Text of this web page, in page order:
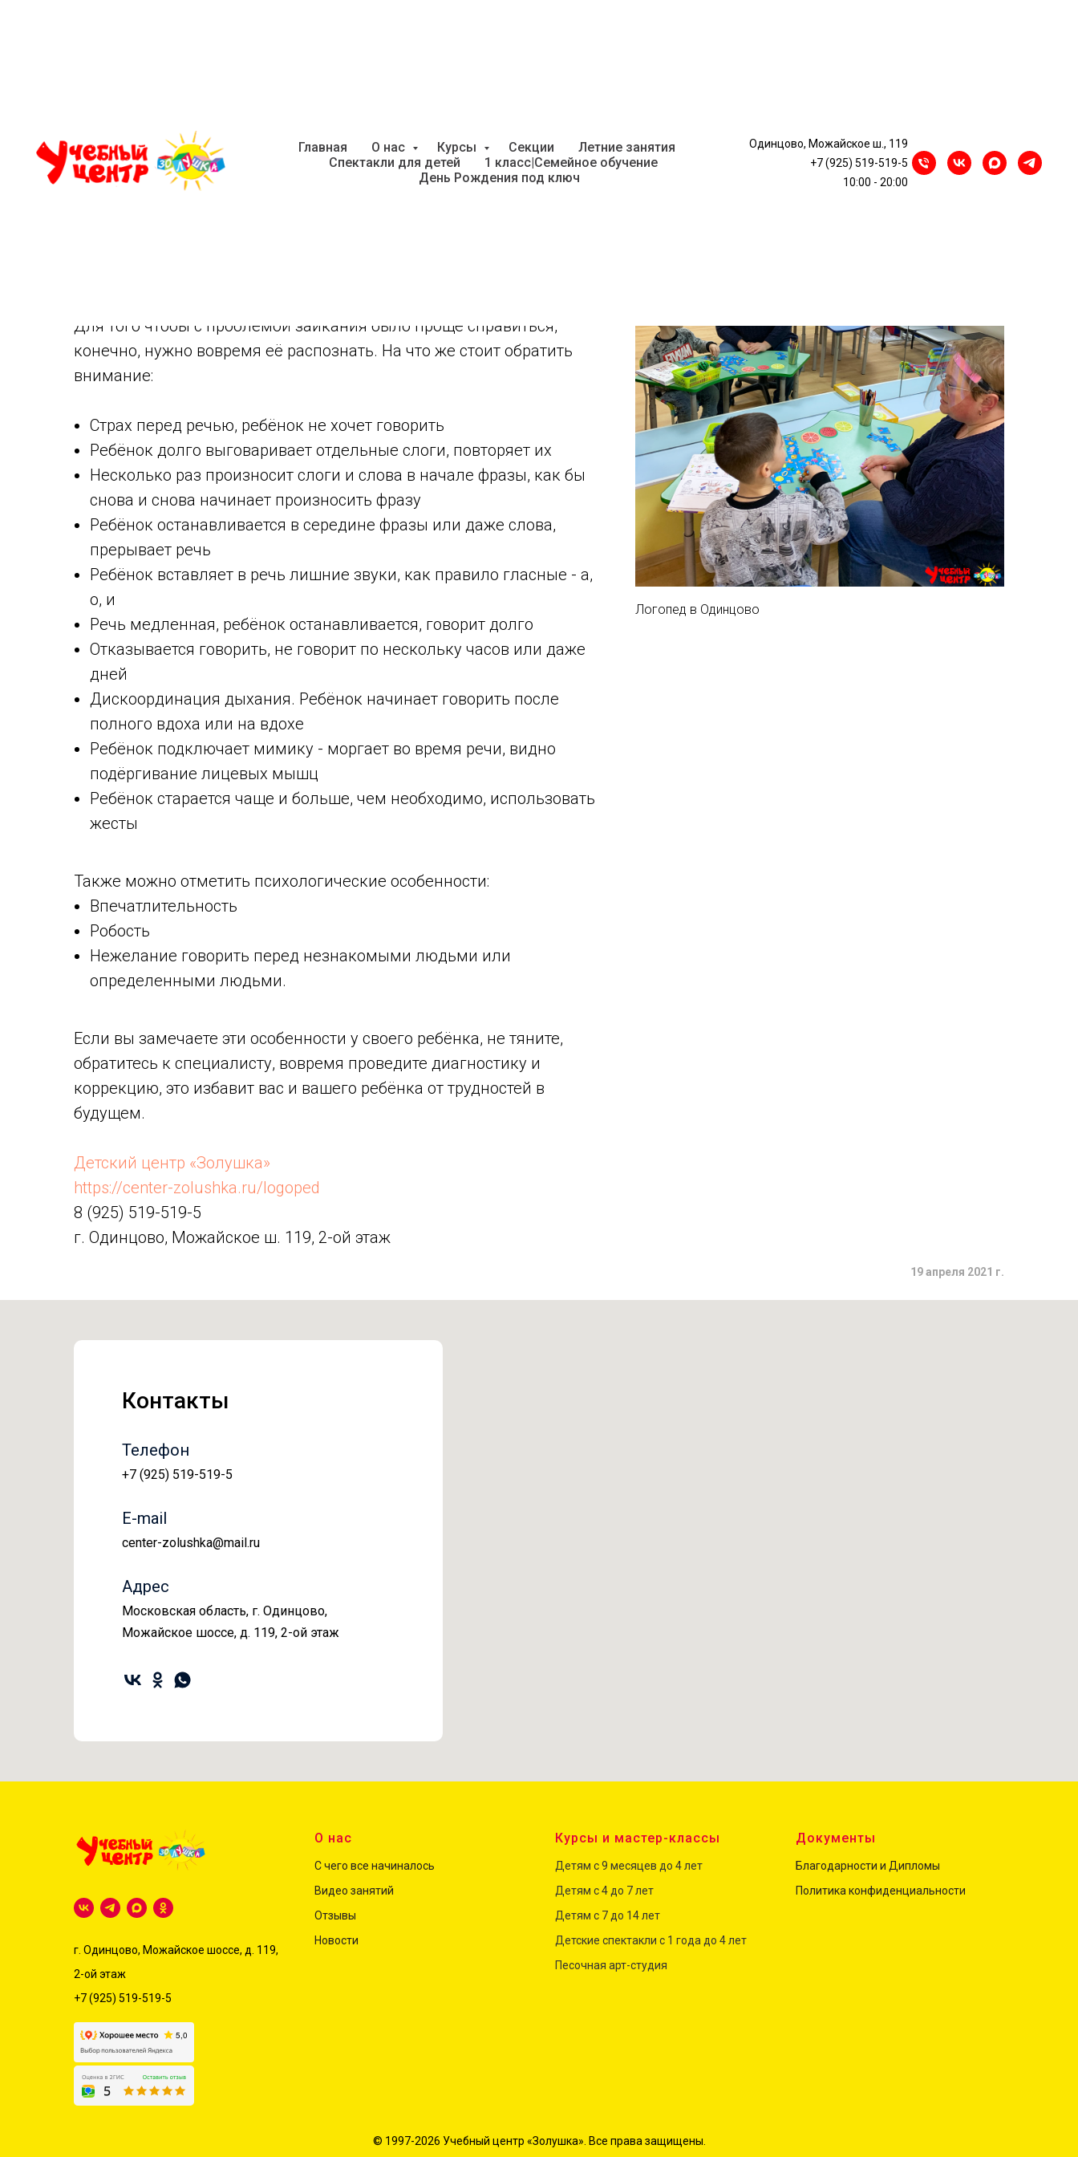
Главная О нас Курсы Секции
Летние занятия
Спектакли для детей
1 класс|Семейное обучение
День Рождения под ключ
Одинцово, Можайское ш., 119
+7 (925) 519-519-5
10:00 - 20:00
Первые признаки заикания
Для того чтобы с проблемой заикания было проще справиться,
конечно, нужно вовремя её распознать. На что же стоит обратить
внимание:
Страх перед речью, ребёнок не хочет говорить
Ребёнок долго выговаривает отдельные слоги, повторяет их
Несколько раз произносит слоги и слова в начале фразы, как бы
снова и снова начинает произносить фразу
Ребёнок останавливается в середине фразы или даже слова,
прерывает речь
Ребёнок вставляет в речь лишние звуки, как правило гласные - а,
о, и
Речь медленная, ребёнок останавливается, говорит долго
Отказывается говорить, не говорит по нескольку часов или даже
дней
Дискоординация дыхания. Ребёнок начинает говорить после
полного вдоха или на вдохе
Ребёнок подключает мимику - моргает во время речи, видно
подёргивание лицевых мышц
Ребёнок старается чаще и больше, чем необходимо, использовать
жесты
Также можно отметить психологические особенности:
Впечатлительность
Робость
Нежелание говорить перед незнакомыми людьми или
определенными людьми.
Если вы замечаете эти особенности у своего ребёнка, не тяните,
обратитесь к специалисту, вовремя проведите диагностику и
коррекцию, это избавит вас и вашего ребёнка от трудностей в
будущем.
Детский центр «Золушка»
https://center-zolushka.ru/logoped
8 (925) 519-519-5
г. Одинцово, Можайское ш. 119, 2-ой этаж
Логопед в Одинцово
19 апреля 2021 г.
Контакты
Телефон
+7 (925) 519-519-5
E-mail
center-zolushka@mail.ru
Адрес
Московская область, г. Одинцово,
Можайское шоссе, д. 119, 2-ой этаж
г. Одинцово, Можайское шоссе, д. 119,
2-ой этаж
+7 (925) 519-519-5
О нас
С чего все начиналось
Видео занятий
Отзывы
Новости
Курсы и мастер-классы
Детям с 9 месяцев до 4 лет
Детям с 4 до 7лет
Детям с 7 до 14 лет
Детские спектакли с 1 года до 4 лет
Песочная арт-студия
Документы
Благодарности и Дипломы
Политика конфиденциальности
© 1997-2026 Учебный центр «Золушка». Все права защищены.